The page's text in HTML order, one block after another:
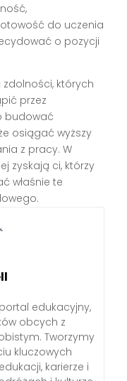
do uczenia
o pozycji
których
przez
budować
osiągać wyższy
z pracy. W
zyskają ci, którzy
właśnie te
edukacyjny,
obcych z
Tworzymy
kluczowych
karierze i